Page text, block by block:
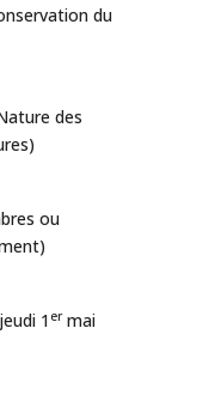
du
des
ou
jeudi 1 ermai